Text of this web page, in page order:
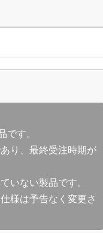
です。
り、最終受注時期が
いない製品です。
様は予告なく変更さ